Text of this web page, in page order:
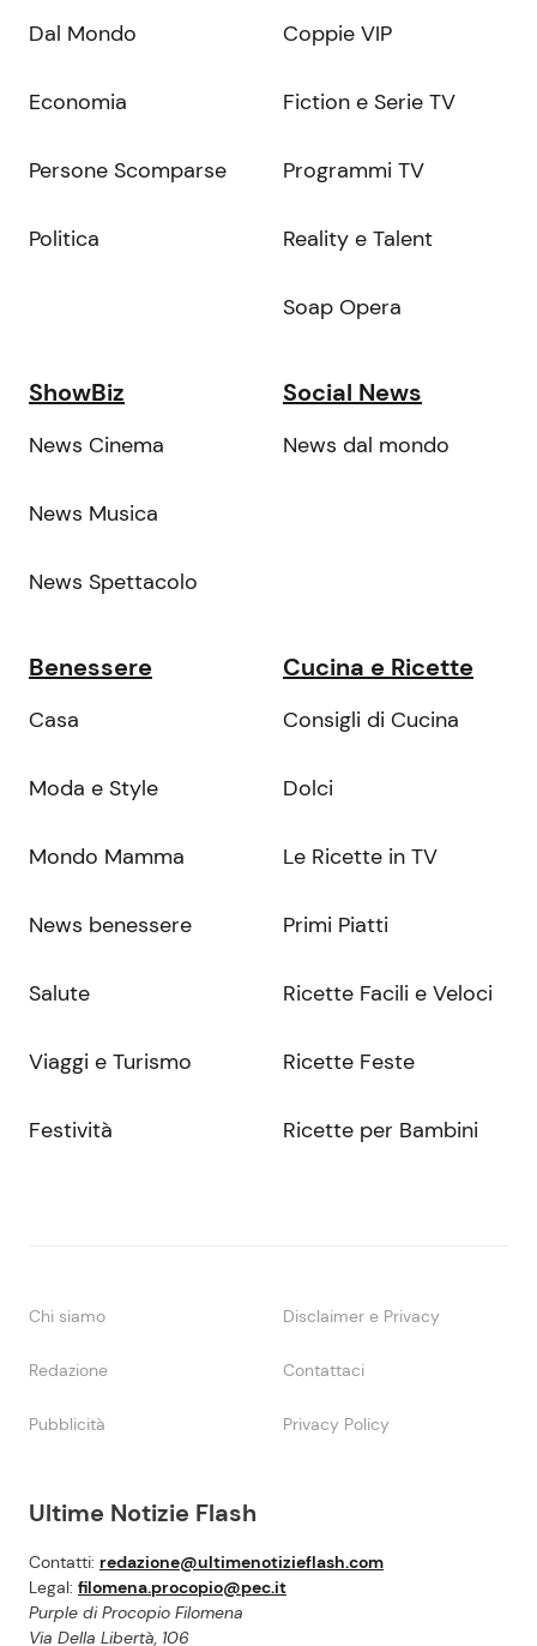
Ultime Notizie Flash
Contatti: redazione@ultimenotizieflash.com
Legal: filomena.procopio@pec.it
Purple di Procopio Filomena
Via Della Libertà, 106
Dal Mondo
Economia
Persone Scomparse
Politica
Coppie VIP
Fiction e Serie TV
Programmi TV
Reality e Talent
Soap Opera
ShowBiz
News Cinema
News Musica
News Spettacolo
Social News
News dal mondo
Benessere
Casa
Moda e Style
Mondo Mamma
News benessere
Salute
Viaggi e Turismo
Festività
Cucina e Ricette
Consigli di Cucina
Dolci
Le Ricette in TV
Primi Piatti
Ricette Facili e Veloci
Ricette Feste
Ricette per Bambini
Chi siamo Disclaimer e Privacy
Redazione Contattaci
Pubblicità Privacy Policy